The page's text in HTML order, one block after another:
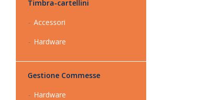
Timbra-cartellini
Accessori
Hardware
Gestione Commesse
Hardware